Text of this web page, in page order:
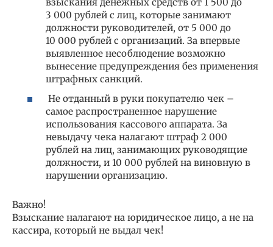
3 000 рублей с лиц, которые занимают
должности руководителей, от 5 000 до
10 000 рублей с организаций. За впервые
выявленное несоблюдение возможно
вынесение предупреждения без применения
штрафных санкций.
Не отданный в руки покупателю чек –
самое распространенное нарушение
использования кассового аппарата. За
невыдачу чека налагают штраф 2 000
рублей на лиц, занимающих руководящие
должности, и 10 000 рублей на виновную в
нарушении организацию.
Важно!
Взыскание налагают на юридическое лицо, а не на
кассира, который не выдал чек!